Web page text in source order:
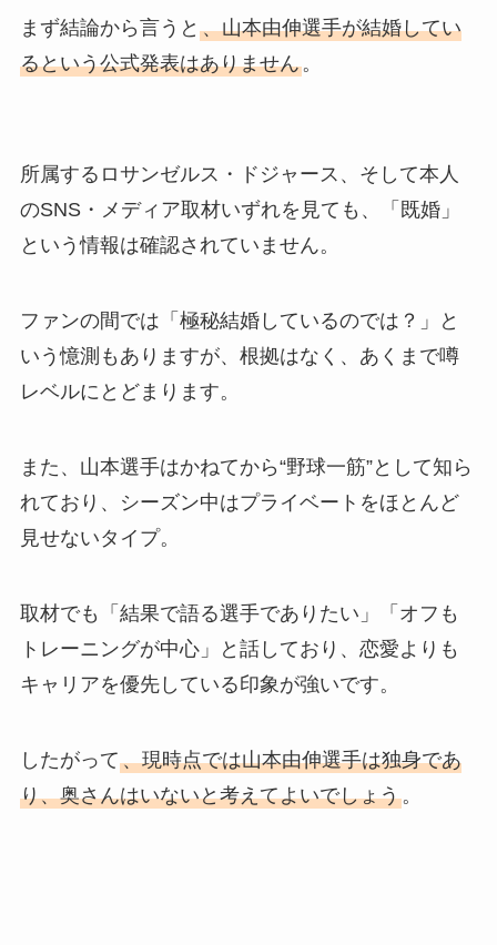
まず結論から言うと 、山本由伸選手が結婚してい
るという公式発表はありません。
所属するロサンゼルス・ドジャース、そして本人
のSNS・メディア取材いずれを見ても、「既婚」
という情報は確認されていません。
ファンの間では「極秘結婚しているのでは？」と
いう憶測もありますが、根拠はなく、あくまで噂
レベルにとどまります。
また、山本選手はかねてから“野球一筋”として知ら
れており、シーズン中はプライベートをほとんど
見せないタイプ。
取材でも「結果で語る選手でありたい」「オフも
トレーニングが中心」と話しており、恋愛よりも
キャリアを優先している印象が強いです。
したがって、現時点では山本由伸選手は独身であ
り、奥さんはいないと考えてよいでしょう。